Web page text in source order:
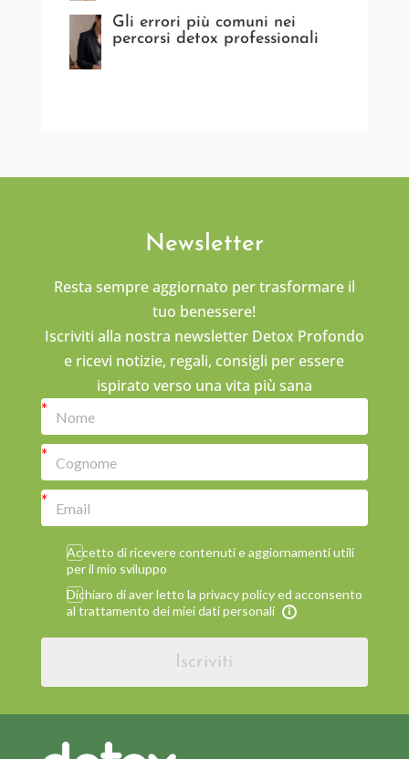
Gli errori più comuni nei
percorsi detox professionali
Newsletter
Resta sempre aggiornato per trasformare il
tuo benessere!
Iscriviti alla nostra newsletter Detox Profondo
e ricevi notizie, regali, consigli per essere
ispirato verso una vita più sana
Accetto di ricevere contenuti e aggiornamenti utili
per il mio sviluppo
Dichiaro di aver letto la privacy policy ed acconsento
al trattamento dei miei dati personali
Iscriviti